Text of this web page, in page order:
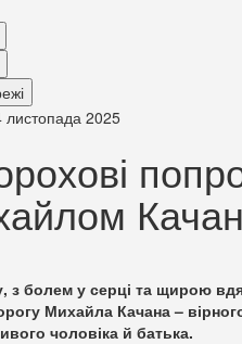
листопада 2025
з болем у серці та щирою
Михайла Качана –
чоловіка й батька.